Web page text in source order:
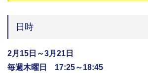
日時
2月15日～3月21日
毎週木曜日 17:25～18:45